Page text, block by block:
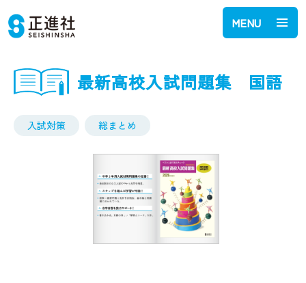
MENU
最新高校入試問題集 国語
入試対策 総まとめ